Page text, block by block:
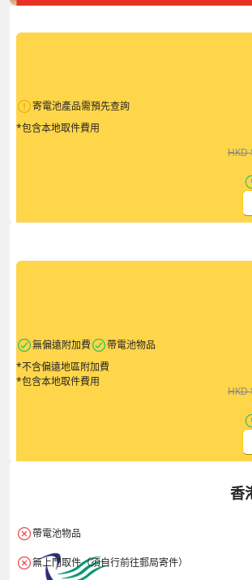
寄電池產品需預先查詢
*包含本地取件費用
HKD
無偏遠附加費
帶電池物品
*不含偏遠地區附加費
*包含本地取件費用
HKD
香
帶電池物品
無上門取件（須自行前往郵局寄件）